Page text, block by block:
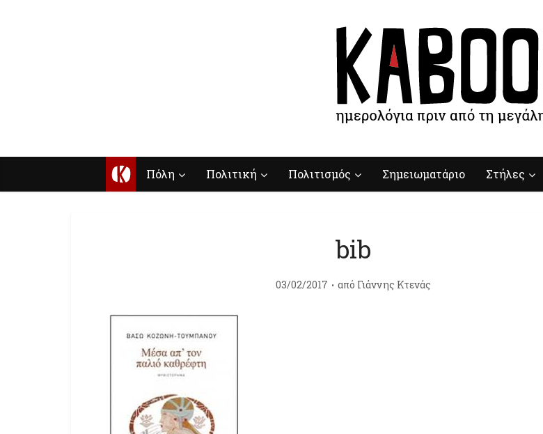
Κ Πόλη Πολιτική Πολιτισμός Σημειωματάριο Στήλες
bib
03/02/2017 από Γιάννης Κτενάς